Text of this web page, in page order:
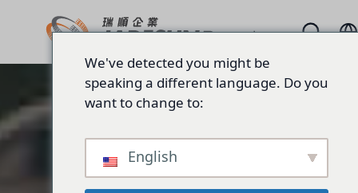
We've detected you might be
speaking a different language. Do you
want to change to:
English